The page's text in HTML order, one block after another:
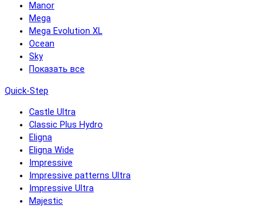
Manor
Mega
Mega Evolution XL
Ocean
Sky
Показать все
Quick-Step
Castle Ultra
Classic Plus Hydro
Eligna
Eligna Wide
Impressive
Impressive patterns Ultra
Impressive Ultra
Majestic